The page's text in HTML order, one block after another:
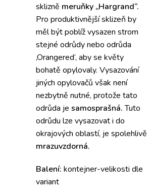
sklizně meruňky „Hargrand“.
Pro produktivnější sklizeň by
měl být poblíž vysazen strom
stejné odrůdy nebo odrůda
‚Orangered‘, aby se květy
bohatě opylovaly. Vysazování
jiných opylovačů však není
nezbytně nutné, protože tato
odrůda je samosprašná.Tuto
odrůdu lze vysazovat i do
okrajových oblastí, je spolehlivě
mrazuvzdorná.
Balení: kontejner-velikosti dle
variant